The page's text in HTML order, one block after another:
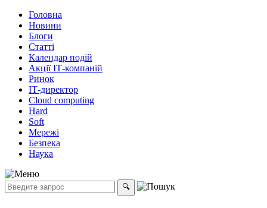
Головна
Новини
Блоги
Статті
Календар подій
Акції ІТ-компаній
Ринок
ІТ-директор
Cloud computing
Hard
Soft
Мережі
Безпека
Наука